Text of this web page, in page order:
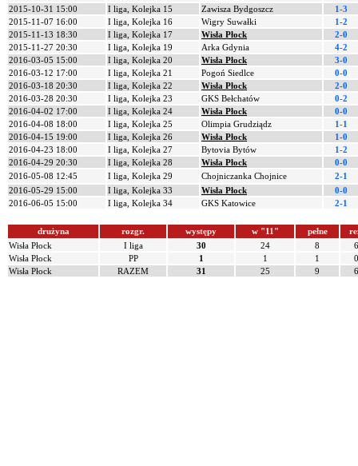
2015-10-31 15:00
I liga, Kolejka 15 Zawisza Bydgoszcz
1-3
2015-11-07 16:00
I liga, Kolejka 16 Wigry Suwałki
1-2
2015-11-13 18:30
I liga, Kolejka 17 Wisła Płock
2-0
2015-11-27 20:30
I liga, Kolejka 19 Arka Gdynia
4-2
2016-03-05 15:00
I liga, Kolejka 20 Wisła Płock
3-0
2016-03-12 17:00
I liga, Kolejka 21 Pogoń Siedlce
0-0
2016-03-18 20:30
I liga, Kolejka 22 Wisła Płock
2-0
2016-03-28 20:30
I liga, Kolejka 23 GKS Bełchatów
0-2
2016-04-02 17:00
I liga, Kolejka 24 Wisła Płock
0-0
2016-04-08 18:00
I liga, Kolejka 25 Olimpia Grudziądz
1-1
2016-04-15 19:00
I liga, Kolejka 26 Wisła Płock
1-0
2016-04-23 18:00
I liga, Kolejka 27 Bytovia Bytów
1-2
2016-04-29 20:30
I liga, Kolejka 28 Wisła Płock
0-0
2016-05-08 12:45
I liga, Kolejka 29 Chojniczanka Chojnice
2-1
2016-05-29 15:00
I liga, Kolejka 33 Wisła Płock
0-0
2016-06-05 15:00
I liga, Kolejka 34 GKS Katowice 2-1
drużyna rozgr. występy w "11" pełne
Wisła Płock
I liga 30 24 8
6
Wisła Płock
PP 1 1 1
0
Wisła Płock
RAZEM 31 25 9 6